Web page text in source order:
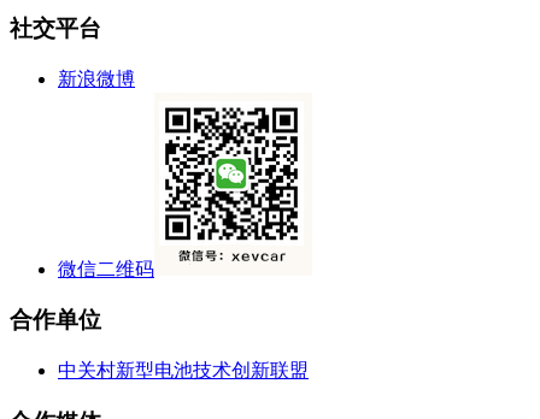
社交平台
新浪微博
微信二维码
合作单位
中关村新型电池技术创新联盟